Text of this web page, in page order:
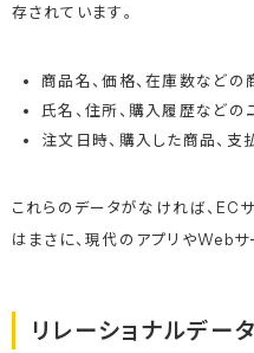
存されています 。
商品名、価格、在庫数などの
氏名、住所、購入履歴などの
注文日時、購入した商品、
これらのデータがなければ、EC
はまさに、現代のアプリやWebサ
リレーショナルデー